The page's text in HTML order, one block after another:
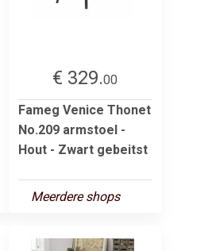
€ 329.00
Fameg Venice Thonet
No.209 armstoel -
Hout - Zwart gebeitst
Meerdere shops